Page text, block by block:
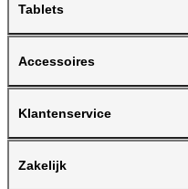
Tablets
Accessoires
Klantenservice
Zakelijk